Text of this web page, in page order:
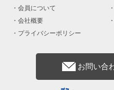
会員について
会社概要
プライバシーポリシー
お問い合